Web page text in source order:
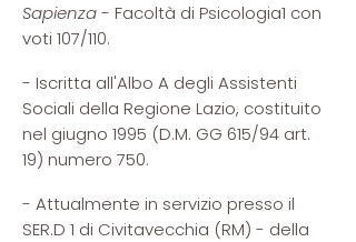
Sapienza- Facoltà di Psicologia1 con
voti 107/110.
- Iscritta all'Albo A degli Assistenti
Sociali della Regione Lazio, costituito
nel giugno 1995 (D.M. GG 615/94 art.
19) numero 750.
- Attualmente in servizio presso il
SER.D 1 di Civitavecchia (RM) - della